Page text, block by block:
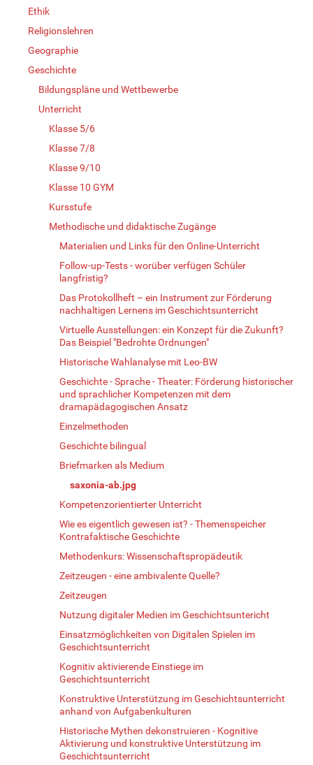
Ethik
Religionslehren
Geographie
Geschichte
Bildungspläne und Wettbewerbe
Unterricht
Klasse 5/6
Klasse 7/8
Klasse 9/10
Klasse 10 GYM
Kursstufe
Methodische und didaktische Zugänge
Materialien und Links für den Online-Unterricht
Follow-up-Tests - worüber verfügen Schüler
langfristig?
Das Protokollheft – ein Instrument zur Förderung
nachhaltigen Lernens im Geschichtsunterricht
Virtuelle Ausstellungen: ein Konzept für die Zukunft?
Das Beispiel "Bedrohte Ordnungen"
Historische Wahlanalyse mit Leo-BW
Geschichte - Sprache - Theater: Förderung historischer
und sprachlicher Kompetenzen mit dem
dramapädagogischen Ansatz
Einzelmethoden
Geschichte bilingual
Briefmarken als Medium
saxonia-ab.jpg
Kompetenzorientierter Unterricht
Wie es eigentlich gewesen ist? - Themenspeicher
Kontrafaktische Geschichte
Methodenkurs: Wissenschaftspropädeutik
Zeitzeugen - eine ambivalente Quelle?
Zeitzeugen
Nutzung digitaler Medien im Geschichtsuntericht
Einsatzmöglichkeiten von Digitalen Spielen im
Geschichtsunterricht
Kognitiv aktivierende Einstiege im
Geschichtsunterricht
Konstruktive Unterstützung im Geschichtsunterricht
anhand von Aufgabenkulturen
Historische Mythen dekonstruieren - Kognitive
Aktivierung und konstruktive Unterstützung im
Geschichtsunterricht